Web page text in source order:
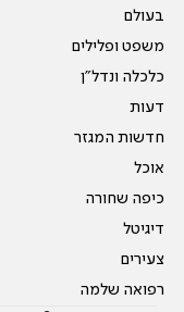
בעולם
משפט ופלילים
כלכלה ונדל"ן
דעות
חדשות המגזר
אוכל
כיפה שחורה
דיגיטל
צעירים
רפואה שלמה